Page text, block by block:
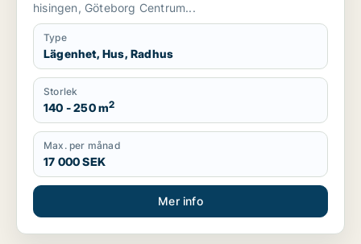
hisingen, Göteborg Centrum...
Type
Lägenhet, Hus, Radhus
Storlek
140 - 250 m2
Max. per månad
17 000 SEK
Mer info